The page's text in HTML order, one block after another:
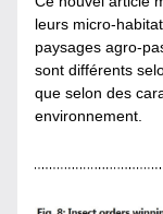
leurs micro-
paysages agro-
sont différents
que selon des
environnement.